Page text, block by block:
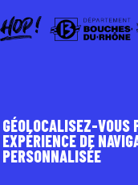
GÉOLOCALISEZ-VOUS
EXPÉRIENCE DE
PERSONNALISÉE